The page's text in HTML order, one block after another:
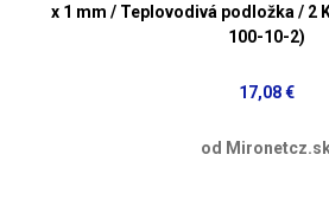
x 1 mm / Teplovodivá podložka / 2
100-10-2)
17,08 €
od